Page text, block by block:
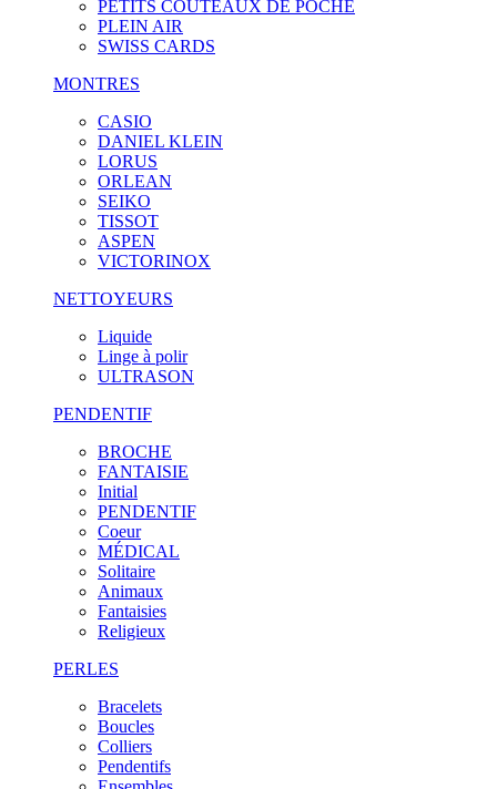
PETITS COUTEAUX DE POCHE
PLEIN AIR
SWISS CARDS
MONTRES
CASIO
DANIEL KLEIN
LORUS
ORLEAN
SEIKO
TISSOT
ASPEN
VICTORINOX
NETTOYEURS
Liquide
Linge à polir
ULTRASON
PENDENTIF
BROCHE
FANTAISIE
Initial
PENDENTIF
Coeur
MÉDICAL
Solitaire
Animaux
Fantaisies
Religieux
PERLES
Bracelets
Boucles
Colliers
Pendentifs